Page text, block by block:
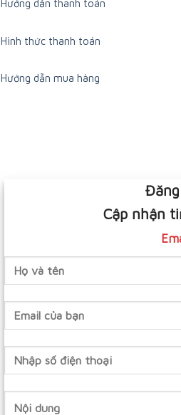
Hướng dẫn thanh toán
Hình thức thanh toán
Hướng dẫn mua hàng
Cập nhận